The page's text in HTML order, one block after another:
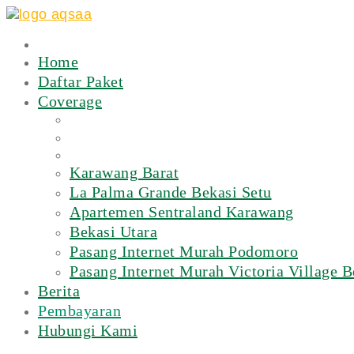
Home
Daftar Paket
Coverage
Karawang Barat
La Palma Grande Bekasi Setu
Apartemen Sentraland Karawang
Bekasi Utara
Pasang Internet Murah Podomoro
Pasang Internet Murah Victoria Village
Berita
Pembayaran
Hubungi Kami